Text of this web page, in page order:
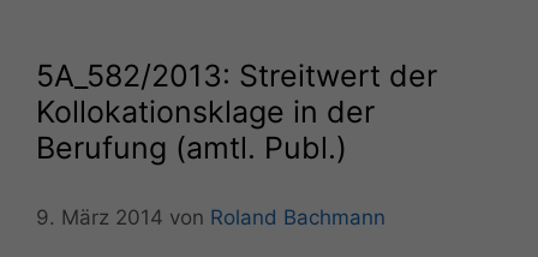
5A_582/2013: Streitwert der
Kollokationsklage in der
Berufung (amtl. Publ.)
9. März 2014 von Roland Bachmann